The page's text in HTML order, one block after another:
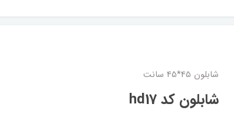
شابلون 45*45 سانت
شابلون کد hd17